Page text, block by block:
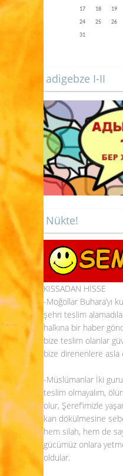
17
18 19
24
25 26
31
adigebze I-II
Nükte!
KISSADAN HİSSE
-Moğollar Buhara’yı
şehri teslim
halkına bir haber
bize teslim olanlar
bize direnenlere asla
-Müslümanlar İki
teslim olmayalım,
olur, Şeref’imizle
kan dökülmesine
hem silah, hem de
gücümüz onlara
oldular.